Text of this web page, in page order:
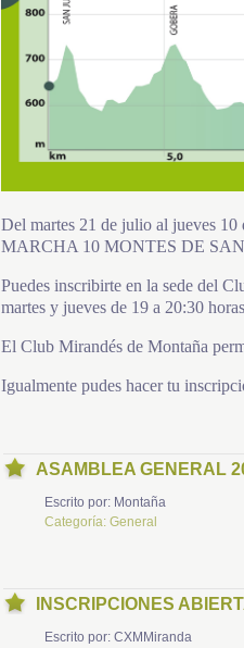
Del martes 21 de julio al jueves 10
MARCHA 10 MONTES DE
Puedes inscribirte en la sede del
martes y jueves de 19 a 20:30
El Club Mirandés de Montaña
Igualmente pudes hacer tu
ASAMBLEA GENERAL
Escrito por: Montaña
Categoría: General
INSCRIPCIONES
Escrito por: CXMMiranda